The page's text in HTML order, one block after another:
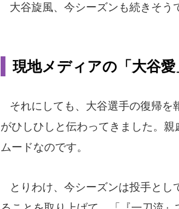
大谷旋風、今シーズンも続きそう
現地メディアの「大谷愛
それにしても、大谷選手の復帰を
がひしひしと伝わってきました。
ムードなのです。
とりわけ、今シーズンは投手とし